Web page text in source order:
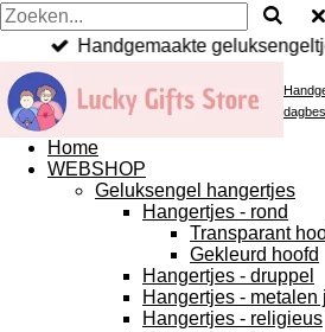
Handgemaakte
Home
WEBSHOP
Geluksengel hangertjes
Hangertjes - rond
Transparant
Gekleurd hoofd
Hangertjes - druppel
Hangertjes - metalen
Hangertjes - religieus